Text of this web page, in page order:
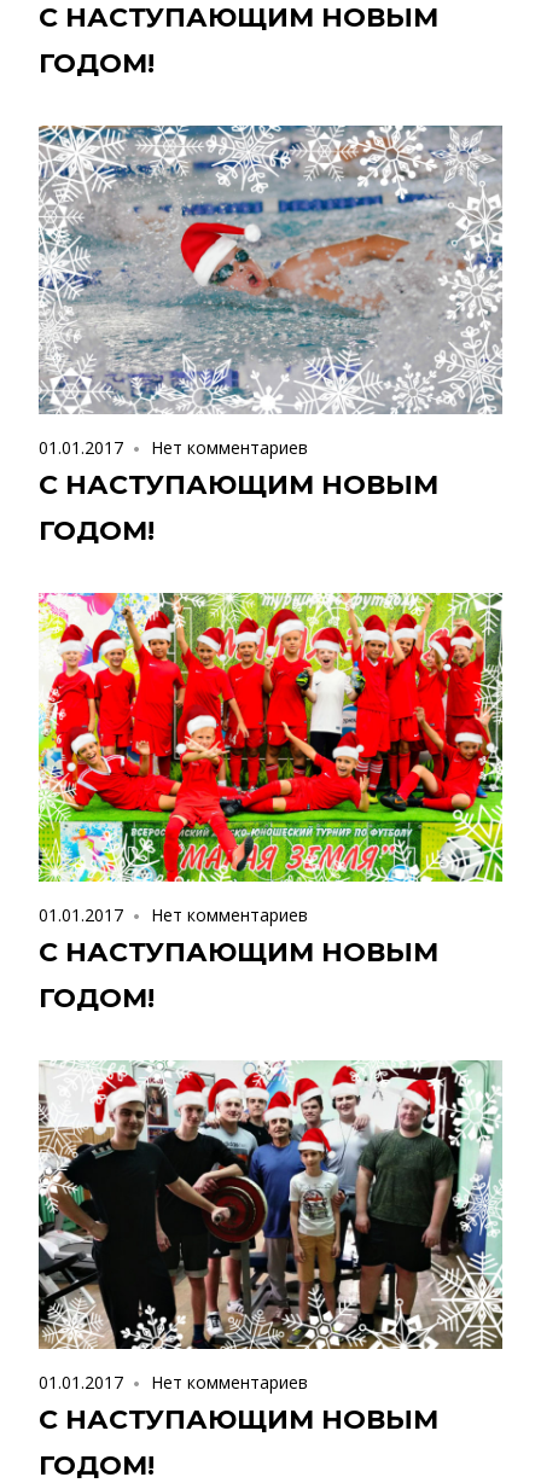
С НАСТУПАЮЩИМ НОВЫМ
ГОДОМ!
01.01.2017 Нет комментариев
С НАСТУПАЮЩИМ НОВЫМ
ГОДОМ!
01.01.2017 Нет комментариев
С НАСТУПАЮЩИМ НОВЫМ
ГОДОМ!
01.01.2017 Нет комментариев
С НАСТУПАЮЩИМ НОВЫМ
ГОДОМ!